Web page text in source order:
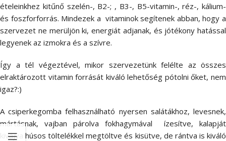
ételeinkhez kitűnő szelén-, B2-; , B3-, B5-vitamin-, réz-, kálium-
és foszforforrás. Mindezek a vitaminok segítenek abban, hogy a
szervezet ne merüljön ki, energiát adjanak, és jótékony hatással
legyenek az izmokra és a szívre.
Így a tél végeztével, mikor szervezetünk felélte az összes
elraktározott vitamin forrását kiváló lehetőség pótolni őket, nem
igaz?:)
A csiperkegomba felhasználható nyersen salátákhoz, levesnek,
mártásnak, vajban párolva fokhagymával ízesítve, kalapját
kivájva húsos töltelékkel megtöltve és kisütve, de rántva is kiváló